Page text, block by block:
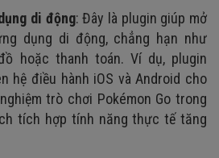
di động: Đây là plugin giúp mở
dụng di động, chẳng hạn như
hoặc thanh toán. Ví dụ, plugin
hệ điều hành iOS và Android cho
trò chơi Pokémon Go trong
tích hợp tính năng thực tế tăng